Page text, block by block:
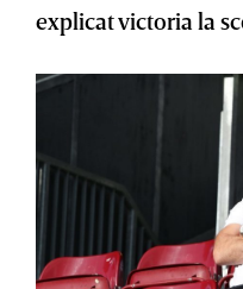
explicat victoria la